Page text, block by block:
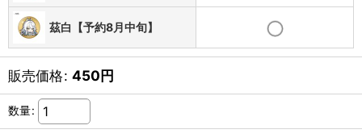
茲白【予約8月中旬】
販売価格: 450円
数量: